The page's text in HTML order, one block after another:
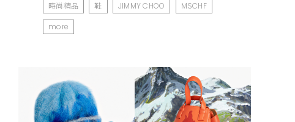
時尚精品 鞋 JIMMY CHOO
MSCHF
more